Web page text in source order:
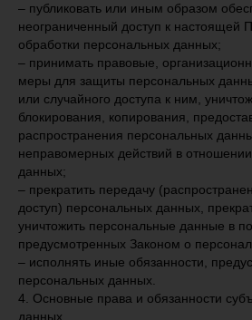
– публиковать или иным образом
неограниченный доступ к настоящей
обработки персональных данных;
– принимать правовые,
меры для защиты персональных
или случайного доступа к ним,
блокирования, копирования,
распространения персональных
неправомерных действий в
данных;
– прекратить передачу
доступ) персональных данных,
уничтожить персональные данные в
предусмотренных Законом о
– исполнять иные обязанности,
персональных данных.
4. Основные права и обязанности
данных